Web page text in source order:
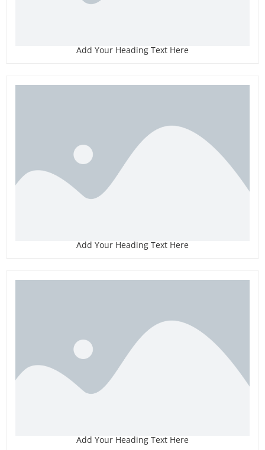
Add Your Heading Text Here
Add Your Heading Text Here
Add Your Heading Text Here